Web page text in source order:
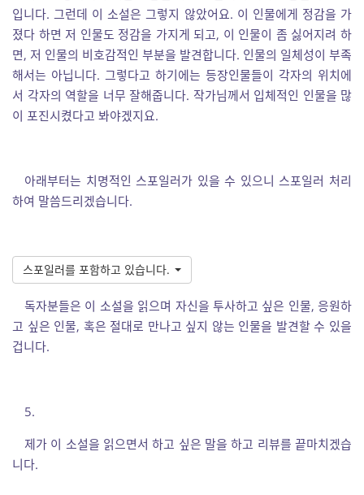
입니다. 그런데 이 소설은 그렇지 않았어요. 이 인물에게 정감을 가
졌다 하면 저 인물도 정감을 가지게 되고, 이 인물이 좀 싫어지려 하
면, 저 인물의 비호감적인 부분을 발견합니다. 인물의 일체성이 부족
해서는 아닙니다. 그렇다고 하기에는 등장인물들이 각자의 위치에
서 각자의 역할을 너무 잘해줍니다. 작가님께서 입체적인 인물을 많
이 포진시켰다고 봐야겠지요.
아래부터는 치명적인 스포일러가 있을 수 있으니 스포일러 처리
하여 말씀드리겠습니다.
스포일러를 포함하고 있습니다.
독자분들은 이 소설을 읽으며 자신을 투사하고 싶은 인물, 응원하
고 싶은 인물, 혹은 절대로 만나고 싶지 않는 인물을 발견할 수 있을
겁니다.
5.
제가 이 소설을 읽으면서 하고 싶은 말을 하고 리뷰를 끝마치겠습
니다.